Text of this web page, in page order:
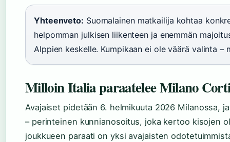
Yhteenveto: Suomalainen matkailija kohtaa
helpomman julkisen liikenteen ja enemmän
Alppien keskelle. Kumpikaan ei ole väärä valinta –
Milloin Italia paraatelee Milano
Avajaiset pidetään 6. helmikuuta 2026 Milanossa,
– perinteinen kunnianosoitus, joka kertoo kisojen
joukkueen paraati on yksi avajaisten